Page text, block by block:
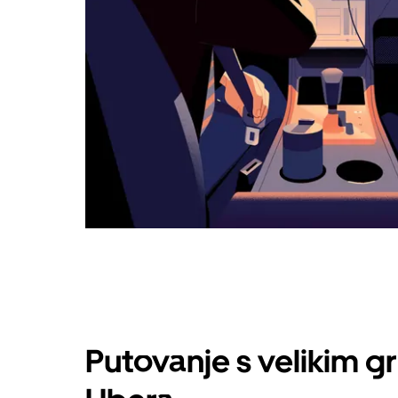
Putovanje s velikim